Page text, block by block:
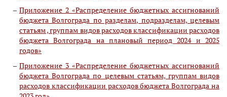
Приложение 2 «Распределение бюджетных ассигнований
бюджета Волгограда по разделам, подразделам, целевым
статьям , группам видов расходов классификации расходов
бюджета Волгограда на плановый период 2024 и 2025
годов»
Приложение 3 «Распределение бюджетных ассигнований
бюджета Волгограда по целевым статьям, группам видов
расходов классификации расходов бюджета Волгограда на